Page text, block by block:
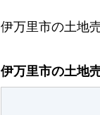
二里町
東山代町
伊万里市の土地
伊万里市の土地